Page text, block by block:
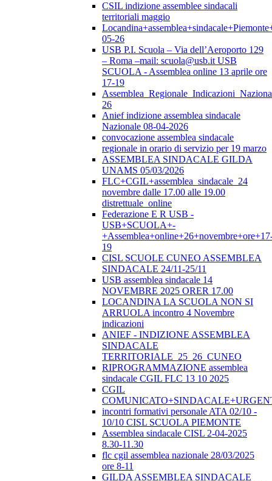
CSIL indizione assemblee sindacali
territoriali maggio
05-26
USB P.I. Scuola – Via dell’Aeroporto 129
– Roma –mail: scuola@usb.it USB
SCUOLA - Assemblea online 13 aprile ore
17-19
26
Anief indizione assemblea sindacale
Nazionale 08-04-2026
convocazione assemblea sindacale
regionale in orario di servizio per 19 marzo
ASSEMBLEA SINDACALE GILDA
UNAMS 05/03/2026
FLC+CGIL+assemblea_sindacale_24
novembre dalle 17.00 alle 19.00
distrettuale_online
Federazione E R USB -
USB+SCUOLA+-
19
CISL SCUOLE CUNEO ASSEMBLEA
SINDACALE 24/11-25/11
USB assemblea sindacale 14
NOVEMBRE 2025 ORER 17.00
LOCANDINA LA SCUOLA NON SI
ARRUOLA incontro 4 Novembre
indicazioni
ANIEF - INDIZIONE ASSEMBLEA
SINDACALE
TERRITORIALE_25_26_CUNEO
RIPROGRAMMAZIONE assemblea
sindacale CGIL FLC 13 10 2025
CGIL
incontri formativi personale ATA 02/10 -
10/10 CISL SCUOLA PIEMONTE
Assemblea sindacale CISL 2-04-2025
8.30-11.30
flc cgil assemblea nazionale 28/03/2025
ore 8-11
GILDA ASSEMBLEA SINDACALE